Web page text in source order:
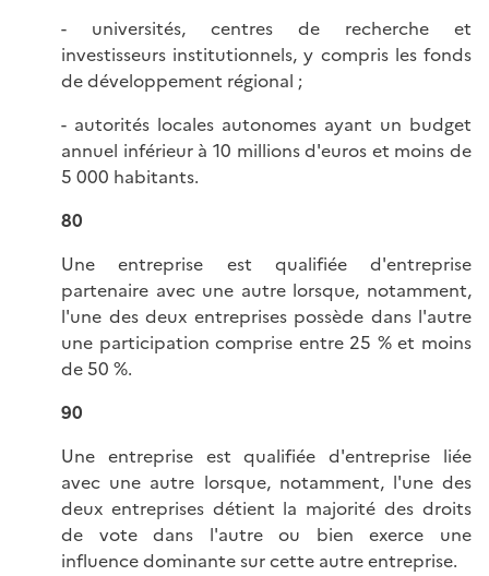
- universités, centres de recherche et
investisseurs institutionnels, y compris les fonds
de développement régional ;
- autorités locales autonomes ayant un budget
annuel inférieur à 10 millions d'euros et moins de
5 000 habitants.
80
Une entreprise est qualifiée d'entreprise
partenaire avec une autre lorsque, notamment,
l'une des deux entreprises possède dans l'autre
une participation comprise entre 25 % et moins
de 50 %.
90
Une entreprise est qualifiée d'entreprise liée
avec une autre lorsque, notamment, l'une des
deux entreprises détient la majorité des droits
de vote dans l'autre ou bien exerce une
influence dominante sur cette autre entreprise.